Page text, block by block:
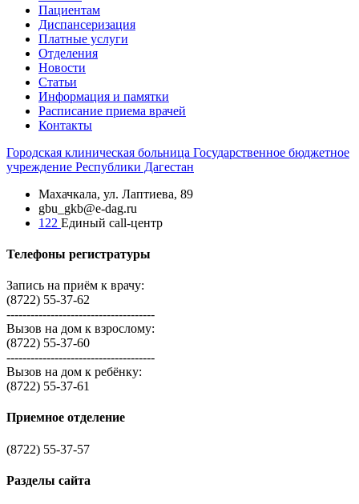
Пациентам
Диспансеризация
Платные услуги
Отделения
Новости
Статьи
Информация и памятки
Расписание приема врачей
Контакты
Городская клиническая больница Государственное бюджетное
учреждение Республики Дагестан
Махачкала, ​ул. Лаптиева, 89
gbu_gkb@e-dag.ru
122 Единый call-центр
Телефоны регистратуры
Запись на приём к врачу:
(8722) 55-37-62
-------------------------------------
Вызов на дом к взрослому:
(8722) 55-37-60
-------------------------------------
Вызов на дом к ребёнку:
(8722) 55-37-61
Приемное отделение
(8722) 55-37-57
Разделы сайта